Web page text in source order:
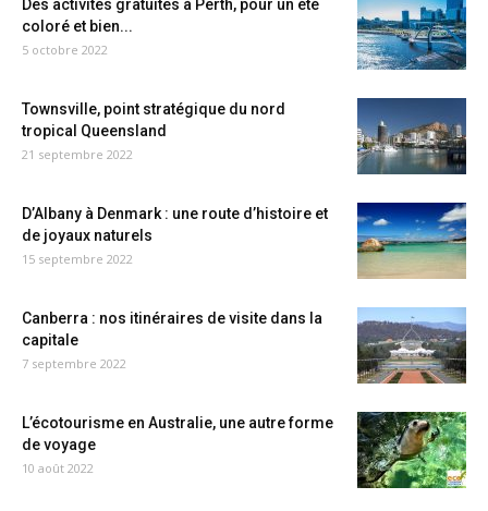
Des activités gratuites à Perth, pour un été
coloré et bien...
5 octobre 2022
Townsville, point stratégique du nord
tropical Queensland
21 septembre 2022
D’Albany à Denmark : une route d’histoire et
de joyaux naturels
15 septembre 2022
Canberra : nos itinéraires de visite dans la
capitale
7 septembre 2022
L’écotourisme en Australie, une autre forme
de voyage
10 août 2022